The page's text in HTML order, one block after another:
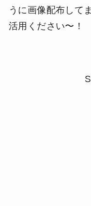
うに画像配布して
活用ください〜！